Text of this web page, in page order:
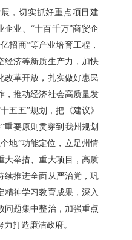
，切实抓好重点项目建
企业、“十百千万”商贸企
招商”等产业培育工程，
经济等新质生产力，加快
改革开放，扎实做好惠民
，推动经济社会高质量发
五五”规划，把《建议》
重要原则贯穿到我州规划
地”功能定位，立足州情
大举措、重大项目，高质
续推进全面从严治党，巩
精神学习教育成果，深入
问题集中整治，加强重点
打造廉洁政府。